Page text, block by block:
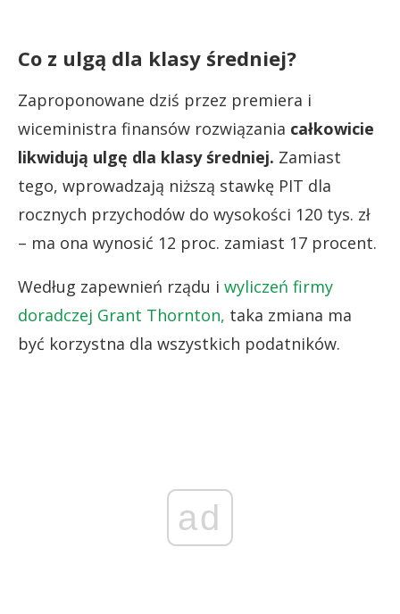
Co z ulgą dla klasy średniej?
Zaproponowane dziś przez premiera i
wiceministra finansów rozwiązania całkowicie
likwidują ulgę dla klasy średniej. Zamiast
tego, wprowadzają niższą stawkę PIT dla
rocznych przychodów do wysokości 120 tys. zł
– ma ona wynosić 12 proc. zamiast 17 procent.
Według zapewnień rządu i wyliczeń firmy
doradczej Grant Thornton, taka zmiana ma
być korzystna dla wszystkich podatników.
ad